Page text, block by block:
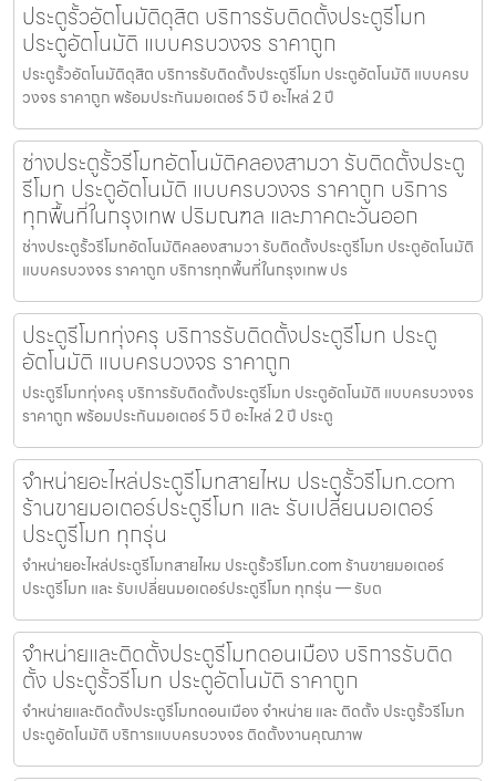
ประตูรั้วอัตโนมัติดุสิต บริการรับติดตั้งประตูรีโมท
ประตูอัตโนมัติ แบบครบวงจร ราคาถูก
ประตูรั้วอัตโนมัติดุสิต บริการรับติดตั้งประตูรีโมท ประตูอัตโนมัติ แบบครบ
วงจร ราคาถูก พร้อมประกันมอเตอร์ 5 ปี อะไหล่ 2 ปี
ช่างประตูรั้วรีโมทอัตโนมัติคลองสามวา รับติดตั้งประตู
รีโมท ประตูอัตโนมัติ แบบครบวงจร ราคาถูก บริการ
ทุกพื้นที่ในกรุงเทพ ปริมณฑล และภาคตะวันออก
ช่างประตูรั้วรีโมทอัตโนมัติคลองสามวา รับติดตั้งประตูรีโมท ประตูอัตโนมัติ
แบบครบวงจร ราคาถูก บริการทุกพื้นที่ในกรุงเทพ ปร
ประตูรีโมททุ่งครุ บริการรับติดตั้งประตูรีโมท ประตู
อัตโนมัติ แบบครบวงจร ราคาถูก
ประตูรีโมททุ่งครุ บริการรับติดตั้งประตูรีโมท ประตูอัตโนมัติ แบบครบวงจร
ราคาถูก พร้อมประกันมอเตอร์ 5 ปี อะไหล่ 2 ปี ประตู
จำหน่ายอะไหล่ประตูรีโมทสายไหม ประตูรั้วรีโมท.com
ร้านขายมอเตอร์ประตูรีโมท และ รับเปลี่ยนมอเตอร์
ประตูรีโมท ทุกรุ่น
จำหน่ายอะไหล่ประตูรีโมทสายไหม ประตูรั้วรีโมท.com ร้านขายมอเตอร์
ประตูรีโมท และ รับเปลี่ยนมอเตอร์ประตูรีโมท ทุกรุ่น — รับต
จำหน่ายและติดตั้งประตูรีโมทดอนเมือง บริการรับติด
ตั้ง ประตูรั้วรีโมท ประตูอัตโนมัติ ราคาถูก
จำหน่ายและติดตั้งประตูรีโมทดอนเมือง จำหน่าย และ ติดตั้ง ประตูรั้วรีโมท
ประตูอัตโนมัติ บริการแบบครบวงจร ติดตั้งงานคุณภาพ